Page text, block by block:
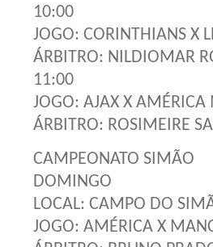
10:00
JOGO: CORINTHIANS X
ÁRBITRO: NILDIOMAR
11:00
JOGO: AJAX X AMÉRICA
ÁRBITRO: ROSIMEIRE
CAMPEONATO SIMÃO
DOMINGO
LOCAL: CAMPO DO
JOGO: AMÉRICA X